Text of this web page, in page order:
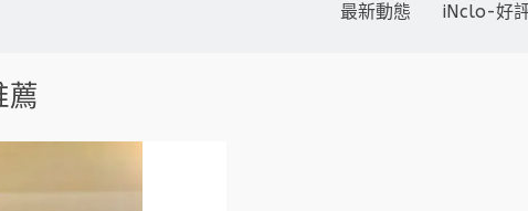
最新動態 iNclo-好
薦